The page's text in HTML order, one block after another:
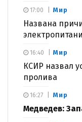
Мир
Названа
17:00
Мир
КСИР назвал
пролива
16:40
Мир
Медведев:
16:27